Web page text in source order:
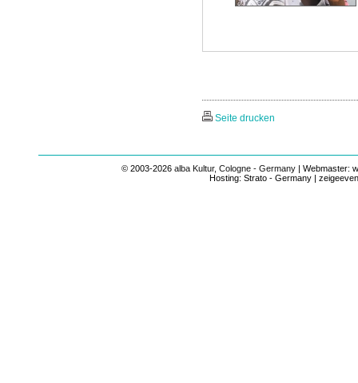
Seite drucken
© 2003-2026 alba Kultur, Cologne - Germany | Webmaster:
Hosting: Strato - Germany |